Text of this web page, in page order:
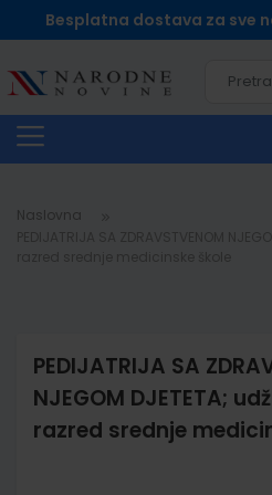
Besplatna dostava za sve
Naslovna
PEDIJATRIJA SA
NJEGOM DJETETA;
razred srednje